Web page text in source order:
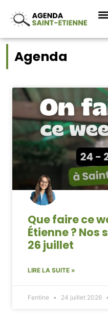
Agenda
Que faire ce
Étienne ? Nos
26 juillet
LIRE LA SUITE »
Fantine 24 juillet 2026